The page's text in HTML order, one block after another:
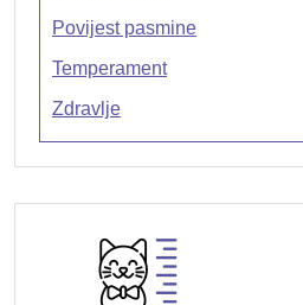
Povijest pasmine
Temperament
Zdravlje